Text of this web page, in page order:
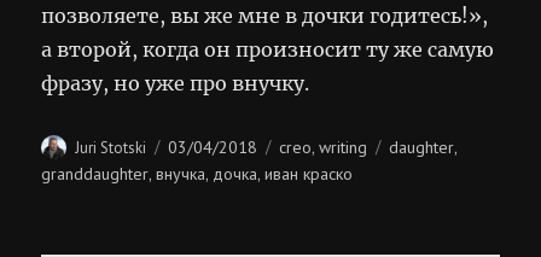
позволяете, вы же мне в дочки годитесь!»,
а второй, когда он произносит ту же самую
фразу, но уже про внучку.
Author
Juri Stotski
Posted
on
03/04/2018 Categories
creo,writing Tags
daughter,
granddaughter,внучка, дочка,иван краско